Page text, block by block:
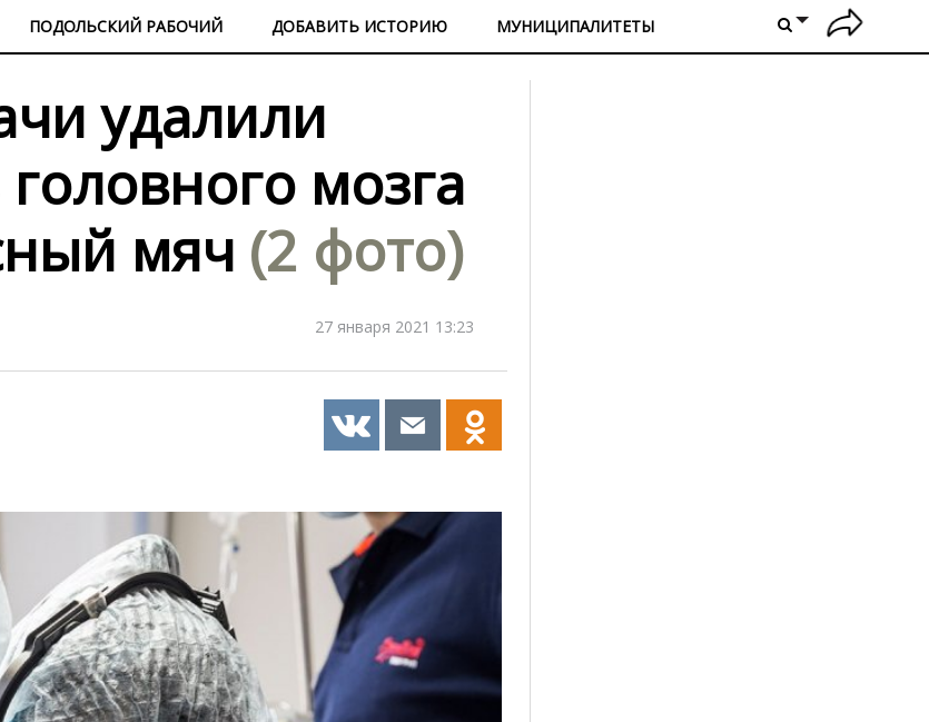
ПОДОЛЬСКИЙ РАБОЧИЙ ДОБАВИТЬ ИСТОРИЮ МУНИЦИПАЛИТЕТЫ
удалили
мозга
мяч (2 фото)
27 января 2021 13:23